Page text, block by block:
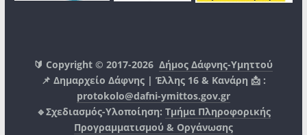
🔰 Copyright © 2017-2026Δήμος Δάφνης-Υμηττού
📌 Δημαρχείο Δάφνης | Έλλης 16 & Κανάρη 📩 :
protokolo@dafni-ymittos.gov.gr
🔹Σχεδιασμός-Υλοποίηση: Τμήμα Πληροφορικής
Προγραμματισμού & Οργάνωσης